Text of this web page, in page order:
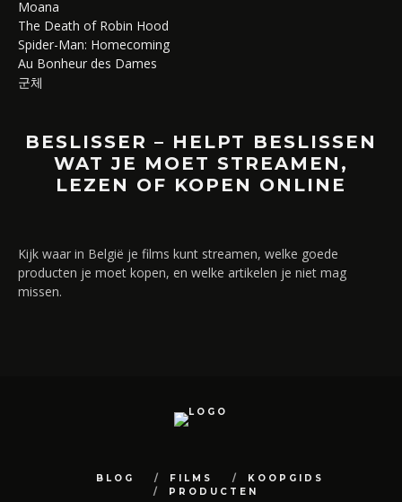
Moana
The Death of Robin Hood
Spider-Man: Homecoming
Au Bonheur des Dames
군체
BESLISSER – HELPT BESLISSEN
WAT JE MOET STREAMEN,
LEZEN OF KOPEN ONLINE
Kijk waar in België je films kunt streamen, welke goede
producten je moet kopen, en welke artikelen je niet mag
missen.
BLOG FILMS
KOOPGIDS
PRODUCTEN